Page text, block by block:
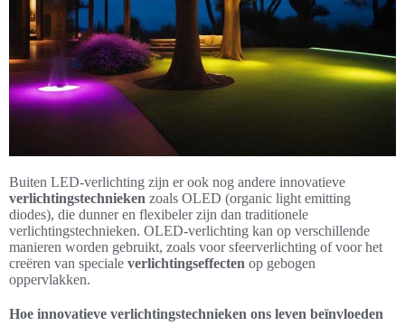
Buiten LED-verlichting zijn er ook nog andere innovatieve
verlichtingstechnieken zoals OLED (organic light emitting
diodes), die dunner en flexibeler zijn dan traditionele
verlichtingstechnieken. OLED-verlichting kan op verschillende
manieren worden gebruikt, zoals voor sfeerverlichting of voor het
creëren van speciale verlichtingseffecten op gebogen
oppervlakken.
Hoe innovatieve verlichtingstechnieken ons leven beïnvloeden